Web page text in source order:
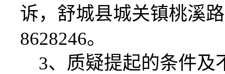
诉， 舒城县城关镇桃溪路
8628246。
3、质疑提起的条件及